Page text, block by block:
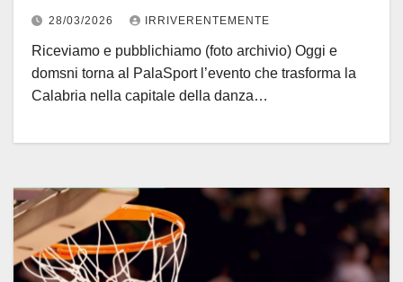
28/03/2026 IRRIVERENTEMENTE
Riceviamo e pubblichiamo (foto archivio) Oggi e
domsni torna al PalaSport l’evento che trasforma la
Calabria nella capitale della danza…